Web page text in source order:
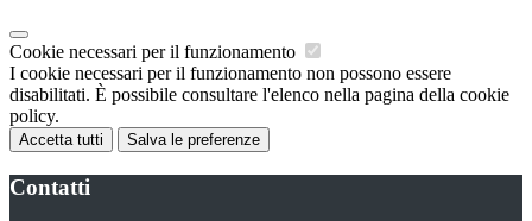
Cookie necessari per il funzionamento
I cookie necessari per il funzionamento non possono essere
disabilitati. È possibile consultare l'elenco nella pagina della cookie
policy.
Accetta tutti Salva le preferenze
Contatti